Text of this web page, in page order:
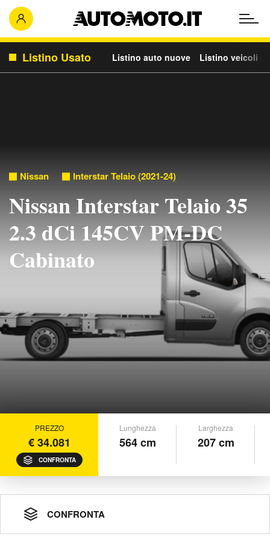
Listino Usato Listino auto nuove Listino veicoli
Nissan Interstar Telaio (2021-24)
Nissan Interstar Telaio 35
2.3 dCi 145CV PM-DC
Cabinato
PREZZO
€ 34.081
CONFRONTA
Lunghezza
564 cm
Larghezza
207 cm
CONFRONTA